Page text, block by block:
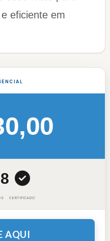
eficiente em
CERTIFICADO
AQUI